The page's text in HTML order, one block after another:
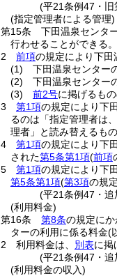
(平21条例47・
(指定管理者による管理)
第15条
下田温泉センタ
行わせることができる。
2
前項の規定により下田
(1)
下田温泉センター
(2)
下田温泉センター
(3)
前2号に掲げるも
3
第1項の規定により下
るのは「指定管理者は
理者」と読み替えるもの
4
第1項の規定により下
された第5条第1項(前項
5
第1項の規定により下
第5条第1項(第3項の規
(平21条例47・
(利用料金)
第16条
第8条の規定にか
ターの利用に係る料金(
2
利用料金は、 別表に掲
(平21条例47・
(利用料金の収入)